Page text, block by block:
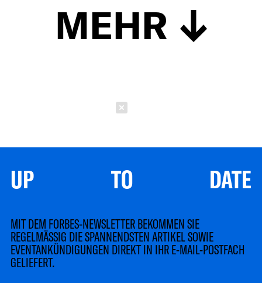
MEHR
UP TO DATE
MIT DEM FORBES-NEWSLETTER BEKOMMEN SIE
REGELMÄSSIG DIE SPANNENDSTEN ARTIKEL SOWIE
EVENTANKÜNDIGUNGEN DIREKT IN IHR E-MAIL-POSTFACH
GELIEFERT.